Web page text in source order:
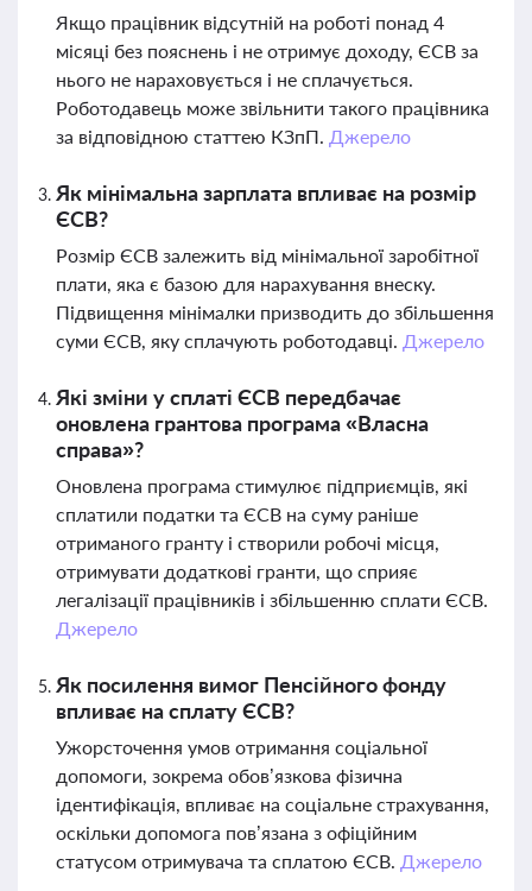
Якщо працівник відсутній на роботі понад 4
місяці без пояснень і не отримує доходу, ЄСВ за
нього не нараховується і не сплачується.
Роботодавець може звільнити такого працівника
за відповідною статтею КЗпП. Джерело
Як мінімальна зарплата впливає на розмір
ЄСВ?
Розмір ЄСВ залежить від мінімальної заробітної
плати, яка є базою для нарахування внеску.
Підвищення мінімалки призводить до збільшення
суми ЄСВ, яку сплачують роботодавці. Джерело
Які зміни у сплаті ЄСВ передбачає
оновлена грантова програма «Власна
справа»?
Оновлена програма стимулює підприємців, які
сплатили податки та ЄСВ на суму раніше
отриманого гранту і створили робочі місця,
отримувати додаткові гранти, що сприяє
легалізації працівників і збільшенню сплати ЄСВ.
Джерело
Як посилення вимог Пенсійного фонду
впливає на сплату ЄСВ?
Ужорсточення умов отримання соціальної
допомоги, зокрема обов’язкова фізична
ідентифікація, впливає на соціальне страхування,
оскільки допомога пов’язана з офіційним
статусом отримувача та сплатою ЄСВ. Джерело